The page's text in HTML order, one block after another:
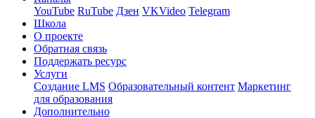
YouTube RuTube Дзен VKVideo Telegram
Школа
О проекте
Обратная связь
Поддержать ресурс
Услуги
Создание LMS Образовательный контент Маркетинг
для образования
Дополнительно